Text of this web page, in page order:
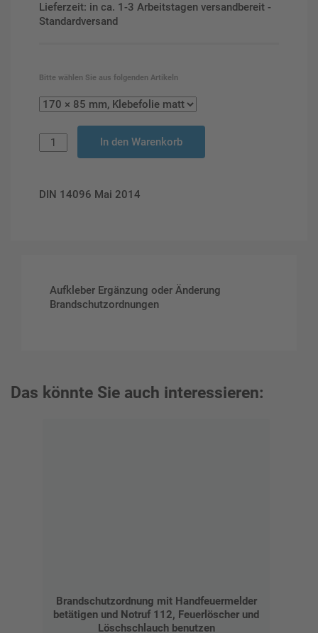
Lieferzeit: in ca. 1-3 Arbeitstagen versandbereit -
Standardversand
Bitte wählen Sie aus folgenden Artikeln
In den Warenkorb
DIN 14096 Mai 2014
Aufkleber Ergänzung oder Änderung
Brandschutzordnungen
Das könnte Sie auch interessieren:
Brandschutzordnung mit Handfeuermelder
betätigen und Notruf 112, Feuerlöscher und
Löschschlauch benutzen